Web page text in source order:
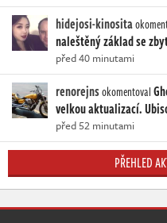
hidejosi-kinosita
naleštěný základ se
před 40 minutami
renorejnsokomentoval
velkou aktualizací.
před 52 minutami
PŘEHLED